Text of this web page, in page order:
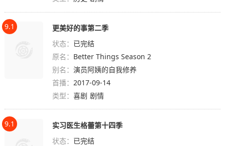
9.1
更美好的事第二季
状态： 已完结
原名： Better Things Season 2
别名：演员阿姨的自我修养
首播：2017-09-14
类型：喜剧 剧情
9.1
实习医生格蕾第十四季
状态： 已完结